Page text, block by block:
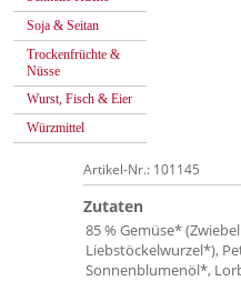
Soja & Seitan
Trockenfrüchte &
Nüsse
Wurst, Fisch & Eier
Würzmittel
Artikel-Nr.: 101145
Zutaten
85 % Gemüse*
Liebstöckelwurzel*),
Sonnenblumenöl*,